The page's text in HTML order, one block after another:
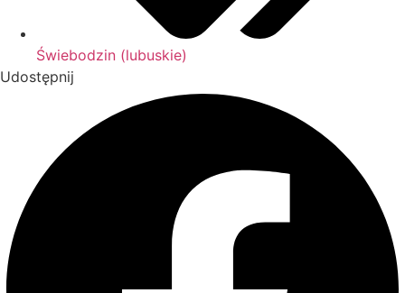
Świebodzin (lubuskie)
Udostępnij